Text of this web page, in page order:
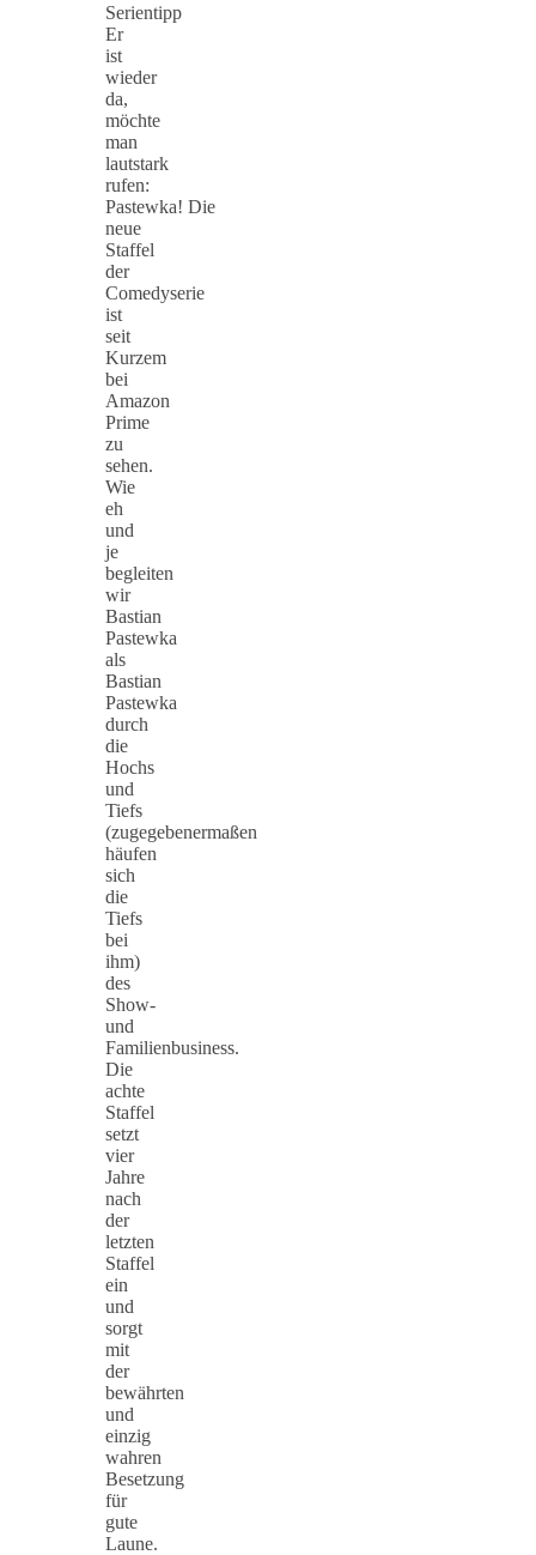
Serientipp
Er
ist
wieder
da,
möchte
man
lautstark
rufen:
Pastewka! Die
neue
Staffel
der
Comedyserie
ist
seit
Kurzem
bei
Amazon
Prime
zu
sehen.
Wie
eh
und
je
begleiten
wir
Bastian
Pastewka
als
Bastian
Pastewka
durch
die
Hochs
und
Tiefs
(zugegebenermaßen
häufen
sich
die
Tiefs
bei
ihm)
des
Show-
und
Familienbusiness.
Die
achte
Staffel
setzt
vier
Jahre
nach
der
letzten
Staffel
ein
und
sorgt
mit
der
bewährten
und
einzig
wahren
Besetzung
für
gute
Laune.